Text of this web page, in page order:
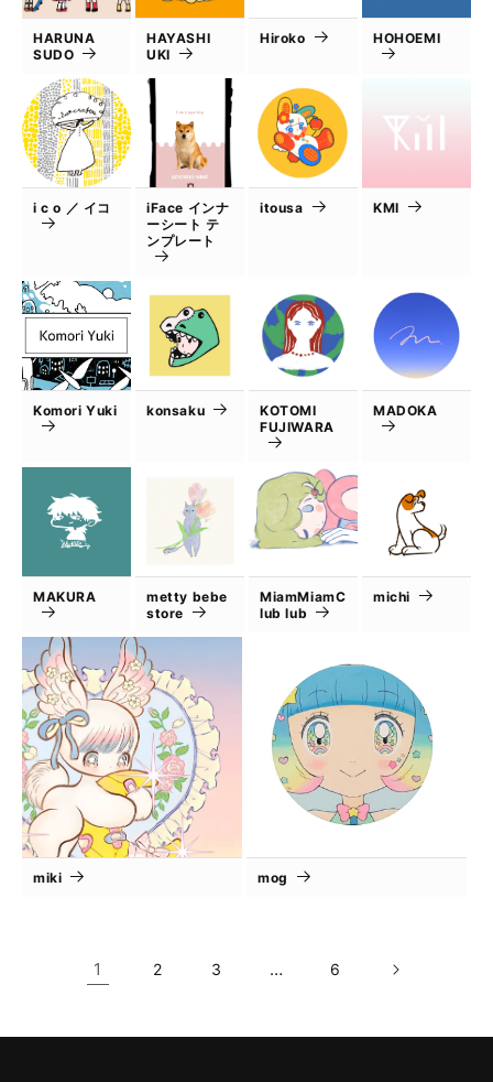
HARUNA
SUDO
HAYASHI
UKI
Hiroko HOHOEMI
i c o ／ イコ
iFace インナ
ーシート テ
ンプレート
itousa KMI
Komori Yuki konsaku
KOTOMI
FUJIWARA
MADOKA
MAKURA
metty bebe
store
MiamMiamC
lub lub
michi
miki mog
1 2 3 … 6